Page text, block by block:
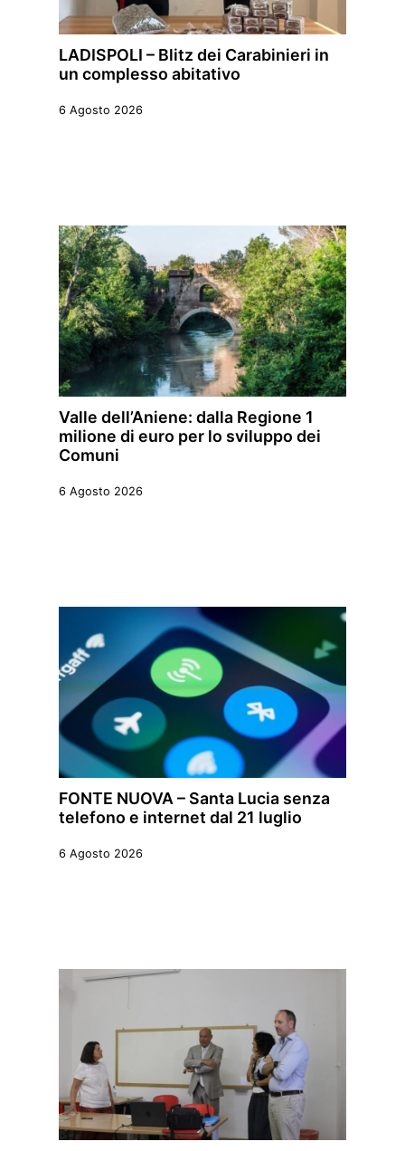
LADISPOLI – Blitz dei Carabinieri in
un complesso abitativo
6 Agosto 2026
Valle dell’Aniene: dalla Regione 1
milione di euro per lo sviluppo dei
Comuni
6 Agosto 2026
FONTE NUOVA – Santa Lucia senza
telefono e internet dal 21 luglio
6 Agosto 2026